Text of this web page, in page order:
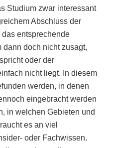
Studium zwar interessant
Abschluss der
entsprechende
doch nicht zusagt,
oder der
nicht liegt. In diesem
werden, in denen
eingebracht werden
in welchen Gebieten und
es an viel
oder Fachwissen.